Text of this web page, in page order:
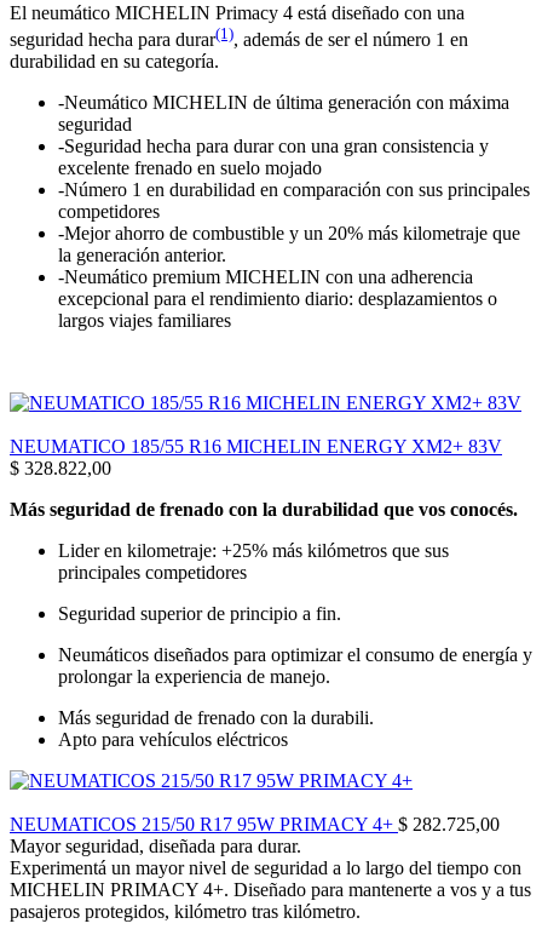
El neumático MICHELIN Primacy 4 está diseñado con una
seguridad hecha para durar(1), además de ser el número 1 en
durabilidad en su categoría.
-Neumático MICHELIN de última generación con máxima
seguridad
-Seguridad hecha para durar con una gran consistencia y
excelente frenado en suelo mojado
-Número 1 en durabilidad en comparación con sus principales
competidores
-Mejor ahorro de combustible y un 20% más kilometraje que
la generación anterior.
-Neumático premium MICHELIN con una adherencia
excepcional para el rendimiento diario: desplazamientos o
largos viajes familiares
NEUMATICO 185/55 R16 MICHELIN ENERGY XM2+ 83V
$ 328.822,00
Más seguridad de frenado con la durabilidad que vos conocés.
Lider en kilometraje: +25% más kilómetros que sus
principales competidores
Seguridad superior de principio a fin.
Neumáticos diseñados para optimizar el consumo de energía y
prolongar la experiencia de manejo.
Más seguridad de frenado con la durabili.
Apto para vehículos eléctricos
NEUMATICOS 215/50 R17 95W PRIMACY 4+ $ 282.725,00
Mayor seguridad, diseñada para durar.
Experimentá un mayor nivel de seguridad a lo largo del tiempo con
MICHELIN PRIMACY 4+. Diseñado para mantenerte a vos y a tus
pasajeros protegidos, kilómetro tras kilómetro.